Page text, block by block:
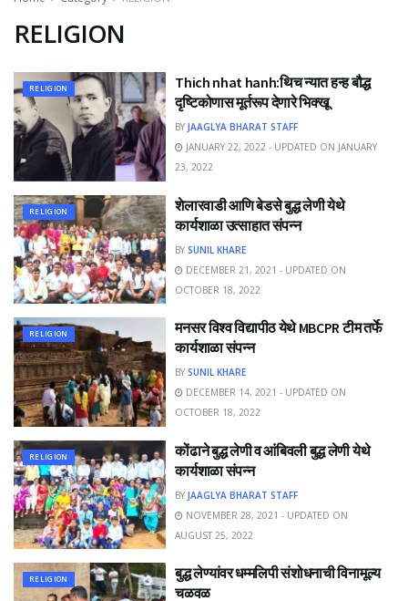
RELIGION
RELIGION
Thich nhat hanh:थिच न्यात हन्ह बौद्ध
दृष्टिकोणास मूर्तरूप देणारे भिक्खू
BY JAAGLYA BHARAT STAFF
JANUARY 22, 2022 - UPDATED ON JANUARY
23, 2022
RELIGION
शेलारवाडी आणि बेडसे बुद्ध लेणी येथे
कार्यशाळा उत्साहात संपन्न
BY SUNIL KHARE
DECEMBER 21, 2021 - UPDATED ON
OCTOBER 18, 2022
RELIGION
मनसर विश्व विद्यापीठ येथे MBCPR टीम तर्फे
कार्यशाळा संपन्न
BY SUNIL KHARE
DECEMBER 14, 2021 - UPDATED ON
OCTOBER 18, 2022
RELIGION
कोंढाने बुद्ध लेणी व आंबिवली बुद्ध लेणी येथे
कार्यशाळा संपन्न
BY JAAGLYA BHARAT STAFF
NOVEMBER 28, 2021 - UPDATED ON
AUGUST 25, 2022
RELIGION
बुद्ध लेण्यांवर धम्मलिपी संशोधनाची विनामूल्य
चळवळ